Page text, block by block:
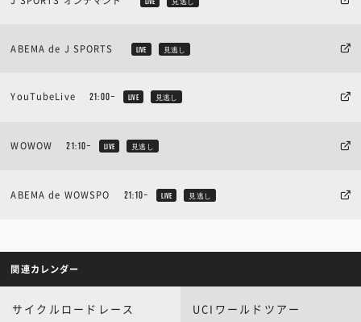
ABEMA de J SPORTS LIVE 見逃し
YouTubeLive 21:00~ LIVE 見逃し
WOWOW 21:10~ LIVE 見逃し
ABEMA de WOWSPO 21:10~ LIVE 見逃し
関連カレンダー
サイクルロードレース UCIワールドツアー